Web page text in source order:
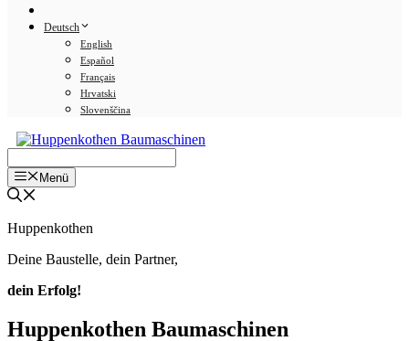
Deutsch
English
Español
Français
Hrvatski
Slovenščina
Menü
Huppenkothen
Deine Baustelle, dein Partner,
dein Erfolg!
Huppenkothen Baumaschinen